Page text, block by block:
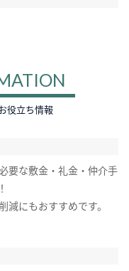
役立ち情報
要な敷金・礼金・仲介手
減にもおすすめです。